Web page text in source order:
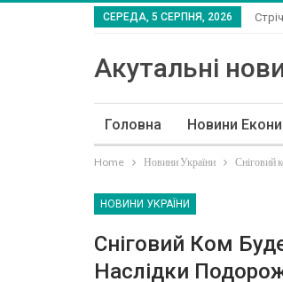
СЕРЕДА, 5 СЕРПНЯ, 2026
Акутальні
Головна Новини
Home Новини України Сніговий
НОВИНИ УКРАЇНИ
Сніговий Ком
Наслідки